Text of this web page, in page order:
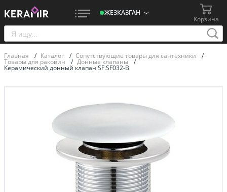
ЖЕЗКАЗГАН
Корзина
Главная / Каталог / Сопутствующие товары для сантехники /
Товары для раковин / Донные клапаны /
Керамический донный клапан SF.SF032-B